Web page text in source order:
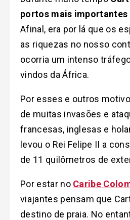
portos mais importantes
Afinal, era por lá que os
as riquezas no nosso
ocorria um intenso
vindos da África.
Por esses e outros
de muitas invasões e
francesas, inglesas e
levou o Rei Felipe II a
de 11 quilômetros de
Por estar no Caribe
viajantes pensam que
destino de praia. No